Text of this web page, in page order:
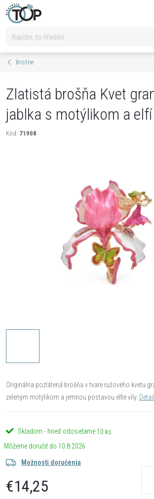
Prejsť
na
Brošne
Zlatistá brošňa Kvet
jablka s motýlikom a
Kód: 71908
Originálna pozlátená brošňa v tvare ružového kvetu
zeleným motýlikom a jemnou postavou elfie víly.
Skladom - hneď odosielame 10 ks
10.8.2026
Možnosti doručenia
€14,25